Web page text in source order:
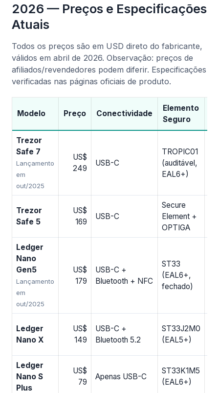
2026 — Preços e Especificações
Atuais
Todos os preços são em USD direto do fabricante,
válidos em abril de 2026. Observação: preços de
afiliados/revendedores podem diferir. Especificações
verificadas nas páginas oficiais de produto.
Modelo Preço Conectividade
Elemento
Seguro
Trezor
Safe 7
Lançamento
em
out/2025
US$
249
USB-C
TROPIC01
(auditável,
EAL6+)
Trezor
Safe 5
US$
169
USB-C
Secure
Element +
OPTIGA
Ledger
Nano
Gen5
Lançamento
em
out/2025
US$
179
USB-C +
Bluetooth + NFC
ST33
(EAL6+,
fechado)
Ledger
Nano X
US$
149
USB-C +
Bluetooth 5.2
ST33J2M0
(EAL5+)
Ledger
Nano S
Plus
US$
79
Apenas USB-C
ST33K1M5
(EAL6+)